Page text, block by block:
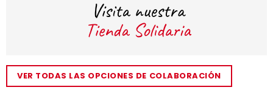
VER TODAS LAS OPCIONES DE COLABORACIÓN